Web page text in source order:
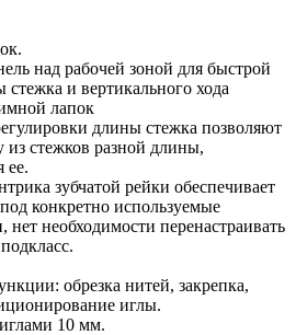
над рабочей зоной для быстрой
и вертикального хода
лапок
длины стежка позволяют
из стежков разной длины,
ее.
зубчатой рейки обеспечивает
конкретно используемые
необходимости перенастраивать
обрезка нитей, закрепка,
иглы.
10 мм.